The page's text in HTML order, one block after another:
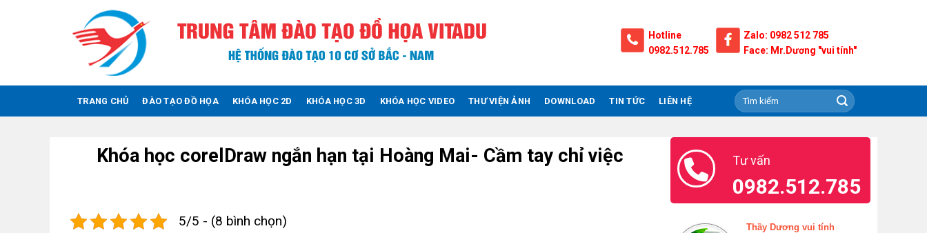
Hotline
0982.512.785
Zalo: 0982 512 785
Face: Mr.Dương "vui tính"
TRANG CHỦ ĐÀO TẠO ĐỒ HỌA KHÓA HỌC 2D KHÓA HỌC 3D KHÓA HỌC VIDEO THƯ VIỆN ẢNH DOWNLOAD TIN TỨC LIÊN HỆ
Khóa học corelDraw ngắn hạn tại Hoàng Mai- Cầm tay chỉ việc
5/5 - (8 bình chọn)
Tư vấn
0982.512.785
Thầy Dương vui tính